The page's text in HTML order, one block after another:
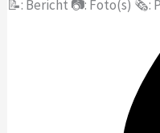
📝: Bericht 📷: Foto(s) 🗞️: